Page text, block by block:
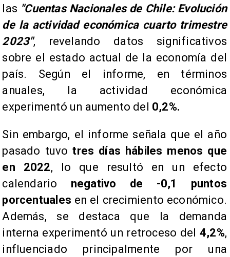
las "Cuentas Nacionales de Chile: Evolución
de la actividad económica cuarto trimestre
2023", revelando datos significativos
sobre el estado actual de la economía del
país. Según el informe, en términos
anuales, la actividad económica
experimentó un aumento del 0,2%.
​Sin embargo, el informe señala que el año
pasado tuvotres días hábiles menos que
en 2022, lo que resultó en un efecto
calendario negativo de -0,1 puntos
porcentuales en el crecimiento económico.
Además, se destaca que la demanda
interna experimentó un retroceso del 4,2%,
influenciado principalmente por una